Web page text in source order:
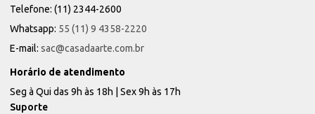
Telefone: (11) 2344-2600
Whatsapp: 55 (11) 9 4358-2220
E-mail: sac@casadaarte.com.br
Horário de atendimento
Seg à Qui das 9h às 18h | Sex 9h às 17h
Suporte